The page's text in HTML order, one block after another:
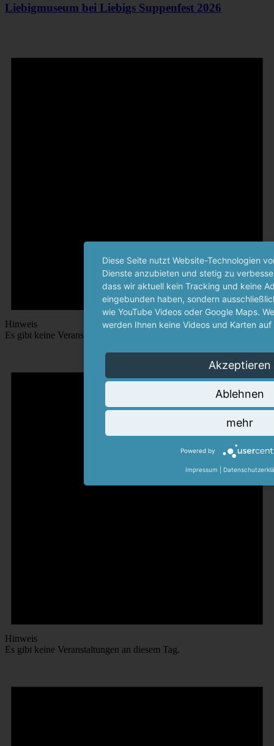
Liebigmuseum bei Liebigs Suppenfest 2026
Hinweis
Es gibt keine Veranstaltungen an diesem Tag.
Hinweis
Es gibt keine Veranstaltungen an diesem Tag.
Diese Seite nutzt Website-Technologien
Dienste anzubieten und stetig zu
dass wir aktuell kein Tracking und keine
eingebunden haben, sondern
wie YouTube Videos oder Google Maps.
werden Ihnen keine Videos und Karten
Akzeptieren
Ablehnen
mehr
Powered by
Impressum